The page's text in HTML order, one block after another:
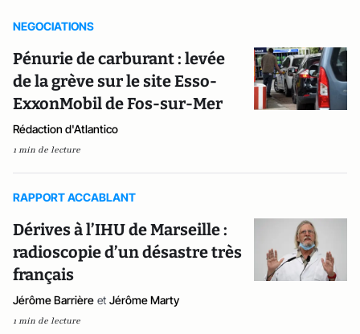
NEGOCIATIONS
Pénurie de carburant : levée
de la grève sur le site Esso-
ExxonMobil de Fos-sur-Mer
Rédaction d'Atlantico
1 min de lecture
RAPPORT ACCABLANT
Dérives à l’IHU de Marseille :
radioscopie d’un désastre très
français
Jérôme Barrière et Jérôme Marty
1 min de lecture